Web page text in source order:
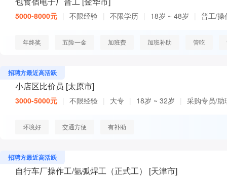
5000-8000元 不限经验 不限学历 18岁 ~ 48岁 普工/操
年终奖 五险一金 加班费 加班补助 管吃
招聘方最近高活跃
小店区比价员 [太原市]
3000-5000元 不限经验 大专 18岁 ~ 32岁 采购专员/助
环境好 交通方便 有补助
招聘方最近高活跃
自行车厂操作工/氩弧焊工（正式工） [天津市]